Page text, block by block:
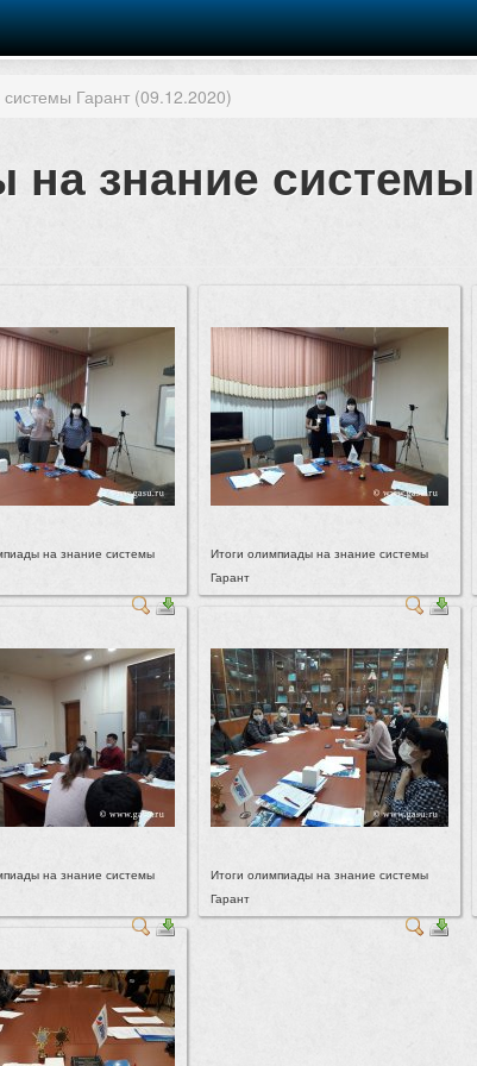
Гарант (09.12.2020)
знание
на знание системы
Итоги олимпиады на знание системы
Гарант
на знание системы
Итоги олимпиады на знание системы
Гарант